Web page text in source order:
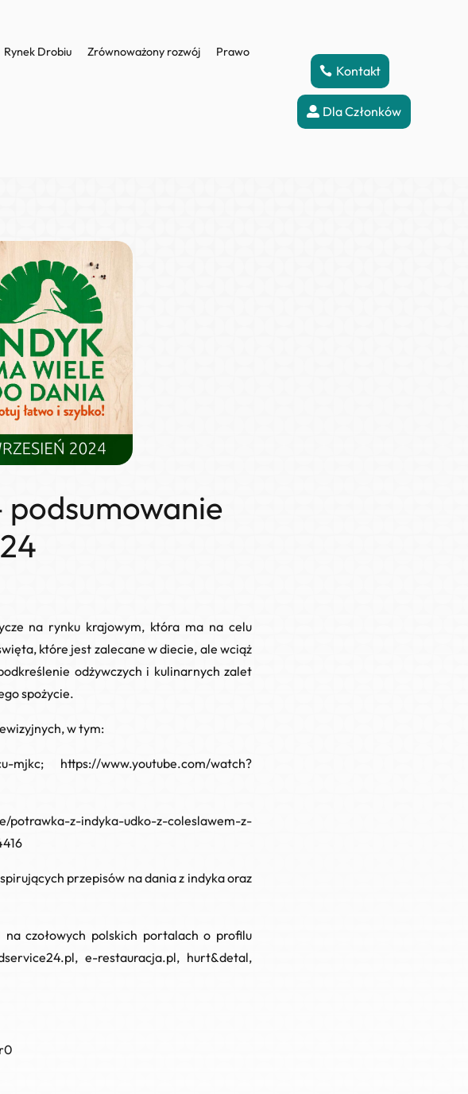
Rynek Drobiu Zrównoważony rozwój Prawo
Kontakt
Dla Członków
podsumowanie
na rynku krajowym, która ma na celu
które jest zalecane w diecie, ale wciąż
odżywczych i kulinarnych zalet
spożycie.
w tym:
mjkc; https://www.youtube.com/watch?
potrawka-z-indyka-udko-z-coleslawem-z-
przepisów na dania z indyka oraz
czołowych polskich portalach o profilu
e-restauracja.pl, hurt&detal,